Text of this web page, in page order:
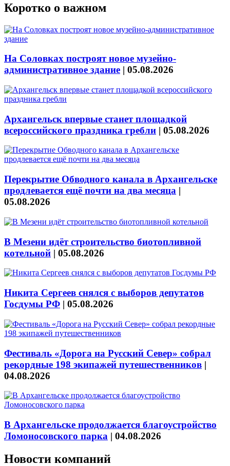
Коротко о важном
На Соловках построят новое музейно-
административное здание | 05.08.2026
Архангельск впервые станет площадкой
всероссийского праздника гребли | 05.08.2026
Перекрытие Обводного канала в Архангельске
продлевается ещё почти на два месяца |
05.08.2026
В Мезени идёт строительство биотопливной
котельной | 05.08.2026
Никита Сергеев снялся с выборов депутатов
Госдумы РФ | 05.08.2026
Фестиваль «Дорога на Русский Север» собрал
рекордные 198 экипажей путешественников |
04.08.2026
В Архангельске продолжается благоустройство
Ломоносовского парка | 04.08.2026
Новости компаний